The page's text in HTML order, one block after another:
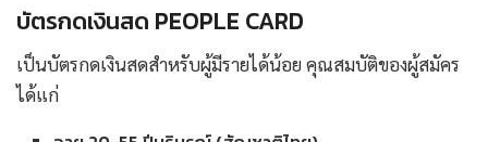
บัตรกดเงินสด PEOPLE CARD
เป็นบัตรกดเงินสดสำหรับผู้มีรายได้น้อย คุณสมบัติของผู้สมัคร
ได้แก่